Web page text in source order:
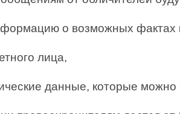
о возможных фактах
лица,
данные, которые можно